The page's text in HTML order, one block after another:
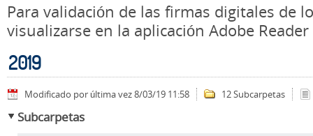
Para validación de las firmas digitales de
visualizarse en la aplicación Adobe Reader
2019
Modificado por última vez 8/03/19 11:58 12 Subcarpetas
Subcarpetas